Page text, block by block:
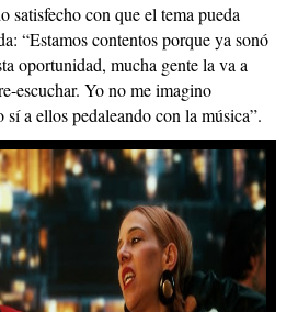
satisfecho con que el tema pueda
“Estamos contentos porque ya sonó
oportunidad, mucha gente la va a
escuchar. Yo no me imagino
a ellos pedaleando con la música”.